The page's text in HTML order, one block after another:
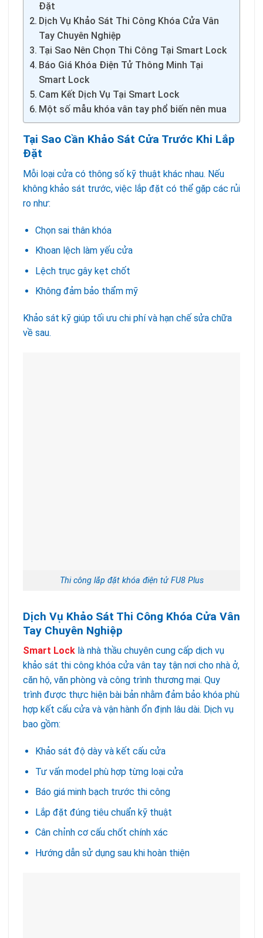
Đặt
Dịch Vụ Khảo Sát Thi Công Khóa Cửa Vân
Tay Chuyên Nghiệp
Tại Sao Nên Chọn Thi Công Tại Smart Lock
Báo Giá Khóa Điện Tử Thông Minh Tại
Smart Lock
Cam Kết Dịch Vụ Tại Smart Lock
Một số mẫu khóa vân tay phổ biến nên mua
Tại Sao Cần Khảo Sát Cửa Trước Khi Lắp
Đặt
Mỗi loại cửa có thông số kỹ thuật khác nhau. Nếu
không khảo sát trước, việc lắp đặt có thể gặp các rủi
ro như:
Chọn sai thân khóa
Khoan lệch làm yếu cửa
Lệch trục gây kẹt chốt
Không đảm bảo thẩm mỹ
Khảo sát kỹ giúp tối ưu chi phí và hạn chế sửa chữa
về sau.
Thi công lắp đặt khóa điện tử FU8 Plus
Dịch Vụ Khảo Sát Thi Công Khóa Cửa Vân
Tay Chuyên Nghiệp
Smart Lock là nhà thầu chuyên cung cấp dịch vụ
khảo sát thi công khóa cửa vân tay tận nơi cho nhà ở,
căn hộ, văn phòng và công trình thương mại. Quy
trình được thực hiện bài bản nhằm đảm bảo khóa phù
hợp kết cấu cửa và vận hành ổn định lâu dài. Dịch vụ
bao gồm:
Khảo sát độ dày và kết cấu cửa
Tư vấn model phù hợp từng loại cửa
Báo giá minh bạch trước thi công
Lắp đặt đúng tiêu chuẩn kỹ thuật
Cân chỉnh cơ cấu chốt chính xác
Hướng dẫn sử dụng sau khi hoàn thiện